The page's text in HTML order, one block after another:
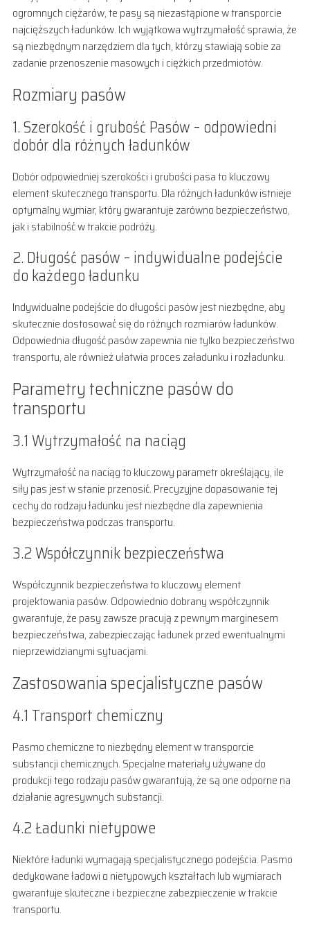
ogromnych ciężarów, te pasy są niezastąpione w transporcie
najcięższych ładunków. Ich wyjątkowa wytrzymałość sprawia, że
są niezbędnym narzędziem dla tych, którzy stawiają sobie za
zadanie przenoszenie masowych i ciężkich przedmiotów.
Rozmiary pasów
1. Szerokość i grubość Pasów – odpowiedni
dobór dla różnych ładunków
Dobór odpowiedniej szerokości i grubości pasa to kluczowy
element skutecznego transportu. Dla różnych ładunków istnieje
optymalny wymiar, który gwarantuje zarówno bezpieczeństwo,
jak i stabilność w trakcie podróży.
2. Długość pasów – indywidualne podejście
do każdego ładunku
Indywidualne podejście do długości pasów jest niezbędne, aby
skutecznie dostosować się do różnych rozmiarów ładunków.
Odpowiednia długość pasów zapewnia nie tylko bezpieczeństwo
transportu, ale również ułatwia proces załadunku i rozładunku.
Parametry techniczne pasów do
transportu
3.1 Wytrzymałość na naciąg
Wytrzymałość na naciąg to kluczowy parametr określający, ile
siły pas jest w stanie przenosić. Precyzyjne dopasowanie tej
cechy do rodzaju ładunku jest niezbędne dla zapewnienia
bezpieczeństwa podczas transportu.
3.2 Współczynnik bezpieczeństwa
Współczynnik bezpieczeństwa to kluczowy element
projektowania pasów. Odpowiednio dobrany współczynnik
gwarantuje, że pasy zawsze pracują z pewnym marginesem
bezpieczeństwa, zabezpieczając ładunek przed ewentualnymi
nieprzewidzianymi sytuacjami.
Zastosowania specjalistyczne pasów
4.1 Transport chemiczny
Pasmo chemiczne to niezbędny element w transporcie
substancji chemicznych. Specjalne materiały używane do
produkcji tego rodzaju pasów gwarantują, że są one odporne na
działanie agresywnych substancji.
4.2 Ładunki nietypowe
Niektóre ładunki wymagają specjalistycznego podejścia. Pasmo
dedykowane ładowi o nietypowych kształtach lub wymiarach
gwarantuje skuteczne i bezpieczne zabezpieczenie w trakcie
transportu.